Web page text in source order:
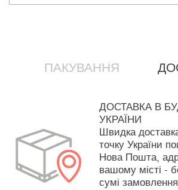
ПАКУВАННЯ
ДОСТАВКА В
УКРАЇНИ
Швидка
точку України
Нова Пошта,
вашому місті -
сумі